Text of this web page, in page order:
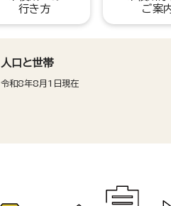
行き方
ご案
人口と世帯
令和8年8月1日現在